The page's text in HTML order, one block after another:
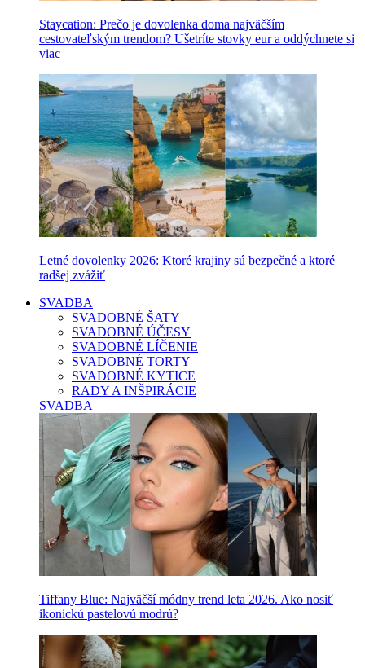
Staycation: Prečo je dovolenka doma najväčším
cestovateľským trendom? Ušetríte stovky eur a oddýchnete si
viac
Letné dovolenky 2026: Ktoré krajiny sú bezpečné a ktoré
radšej zvážiť
SVADBA
SVADOBNÉ ŠATY
SVADOBNÉ ÚČESY
SVADOBNÉ LÍČENIE
SVADOBNÉ TORTY
SVADOBNÉ KYTICE
RADY A INŠPIRÁCIE
SVADBA
Tiffany Blue: Najväčší módny trend leta 2026. Ako nosiť
ikonickú pastelovú modrú?